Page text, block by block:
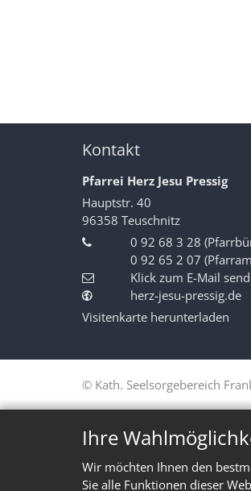
Ihre
Wir möchten Ihnen den
Sie alle Funktionen dieser
Kontakt
Pfarrei Herz Jesu Pressig
Hauptstr. 40
96358 Teuschnitz
0 92 68 3 28
0 92 65 2 07
Klick zum E-Mail
herz-jesu-pressig.de
Visitenkarte herunterladen
© Kath. Seelsorgebereich